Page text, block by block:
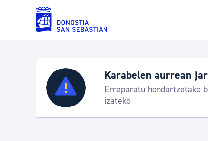
Eduki nagusira joan
Zerbitzuak
Errolda eta gai pertsonalak
Aste Nagusia 2026:
Abuztuak 8-15